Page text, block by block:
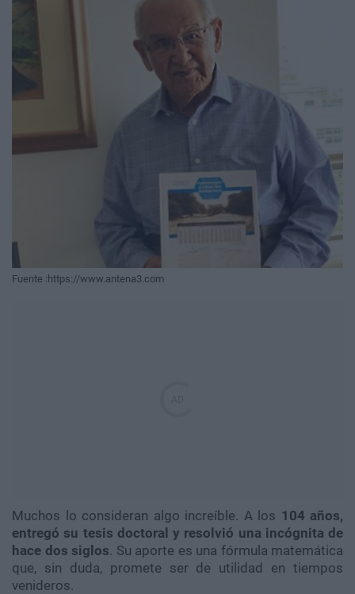
Fuente :https://www.antena3.com
Muchos lo consideran algo increíble. A los 104 años,
entregó su tesis doctoral y resolvió una incógnita de
hace dos siglos. Su aporte es una fórmula matemática
que, sin duda, promete ser de utilidad en tiempos
venideros.